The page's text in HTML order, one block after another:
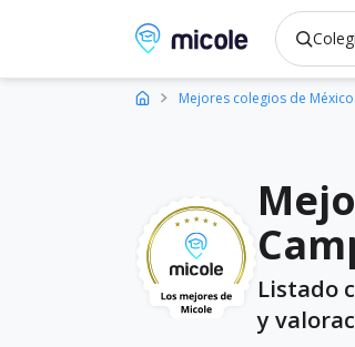
Micole, buscador de
Mejores colegios de México
Listado
y